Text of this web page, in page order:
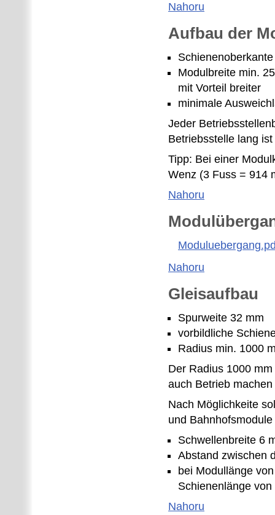
Nahoru
Aufbau der
Modulbreite min.
mit Vorteil breiter
minimale
Jeder
Betriebsstelle lang
Tipp: Bei einer
Wenz (3 Fuss = 914
Nahoru
Nahoru
Gleisaufbau
Spurweite 32 mm
vorbildliche
Radius min. 1000
Der Radius 1000
auch Betrieb
Nach Möglichkeite
und
Schwellenbreite 6
Abstand zwischen
bei Modullänge
Schienenlänge
Nahoru